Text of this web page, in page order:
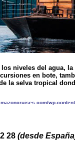
los niveles del agua,
en bote,
la selva tropical
28 (desde